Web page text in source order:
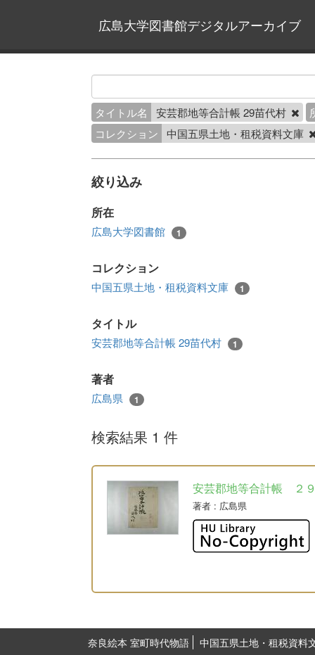
広島大学図書館デジタルアーカイブ
タイトル名 安芸郡地等合計帳 29苗代村
コレクション
中国五県土地・租税資料文庫
絞り込み
所在
広島大学図書館 1
コレクション
中国五県土地・租税資料文庫 1
タイトル
安芸郡地等合計帳 29苗代村 1
著者
広島県 1
検索結果 1 件
安芸郡地等合計帳 ２
著者 : 広島県
奈良絵本 室町時代物語
中国五県土地・租税資料